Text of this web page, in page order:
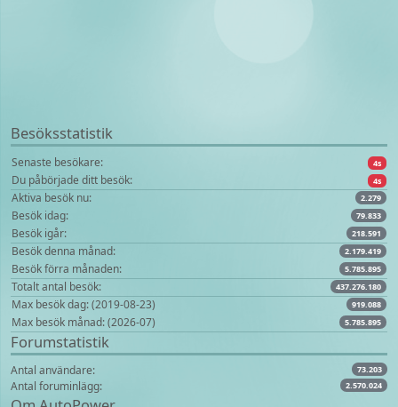
Besöksstatistik
Senaste besökare: 4s
Du påbörjade ditt besök: 4s
Aktiva besök nu: 2.279
Besök idag: 79.833
Besök igår: 218.591
Besök denna månad: 2.179.419
Besök förra månaden: 5.785.895
Totalt antal besök: 437.276.180
Max besök dag: (2019-08-23) 919.088
Max besök månad: (2026-07) 5.785.895
Forumstatistik
Antal användare: 73.203
Antal foruminlägg: 2.570.024